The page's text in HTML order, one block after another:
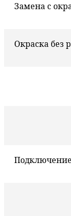
Замена с
Окраска без
Подключение